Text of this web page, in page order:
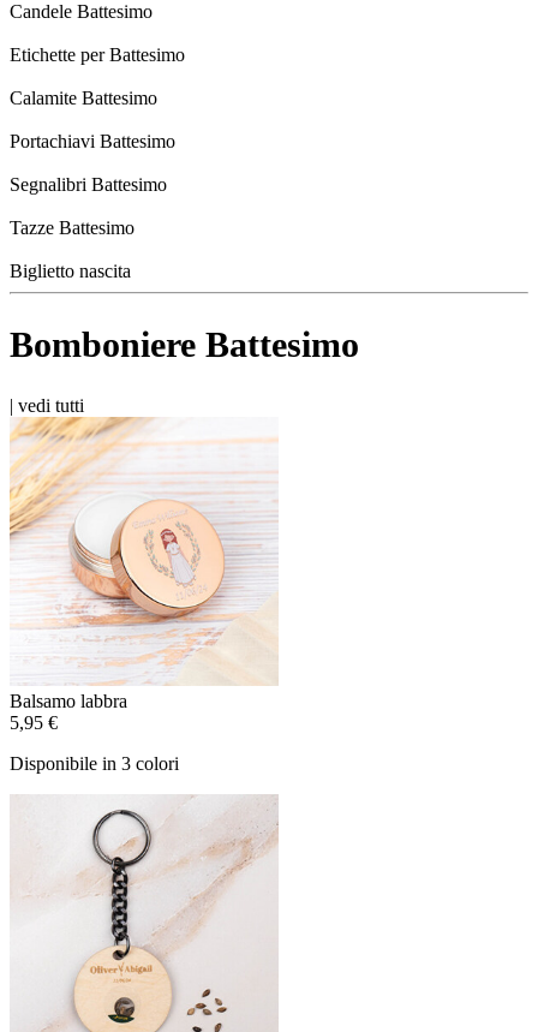
Candele Battesimo
Etichette per Battesimo
Calamite Battesimo
Portachiavi Battesimo
Segnalibri Battesimo
Tazze Battesimo
Biglietto nascita
Bomboniere Battesimo
| vedi tutti
Balsamo labbra
5,95 €
Disponibile in 3 colori